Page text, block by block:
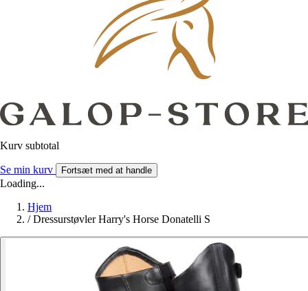
Kurv subtotal
Se min kurv Fortsæt med at handle
Loading...
Hjem
/ Dressurstøvler Harry's Horse Donatelli S